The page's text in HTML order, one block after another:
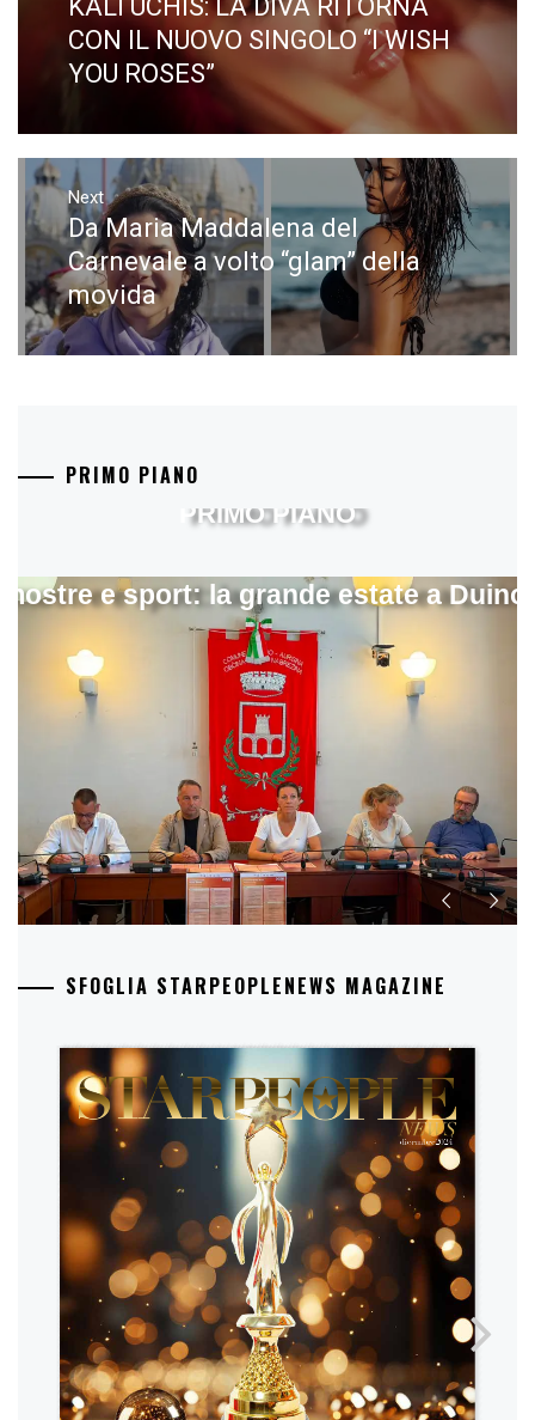
post:
KALI UCHIS: LA DIVA RITORNA
CON IL NUOVO SINGOLO “I WISH
YOU ROSES”
Next
Next
post:
Da Maria Maddalena del
Carnevale a volto “glam” della
movida
PRIMO PIANO
e sport: la grande estate a
PRIMO PIANO
SFOGLIA STARPEOPLENEWS MAGAZINE